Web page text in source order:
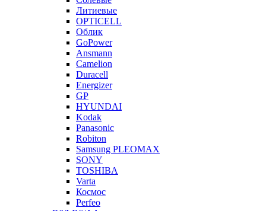
Литиевые
OPTICELL
Облик
GoPower
Ansmann
Camelion
Duracell
Energizer
GP
HYUNDAI
Kodak
Panasonic
Robiton
Samsung PLEOMAX
SONY
TOSHIBA
Varta
Космос
Perfeo